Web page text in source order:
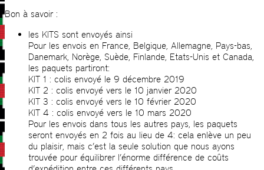
Bon à savoir :
les KITS sont envoyés ainsi
Pour les envois en France, Belgique, Allemagne, Pays-bas,
Danemark, Norège, Suède, Finlande, Etats-Unis et Canada,
les paquets partiront:
KIT 1 : colis envoyé le 9 décembre 2019
KIT 2 : colis envoyé vers le 10 janvier 2020
KIT 3 : colis envoyé vers le 10 février 2020
KIT 4 : colis envoyé vers le 10 mars 2020
Pour les envois dans tous les autres pays, les paquets
seront envoyés en 2 fois au lieu de 4: cela enlève un peu
du plaisir, mais c’est la seule solution que nous ayons
trouvée pour équilibrer l’énorme différence de coûts